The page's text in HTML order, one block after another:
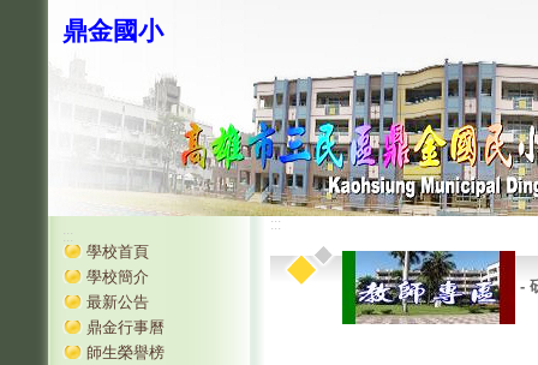
鼎金國小
:::
學校首頁
學校簡介
最新公告
鼎金行事曆
師生榮譽榜
:::
-